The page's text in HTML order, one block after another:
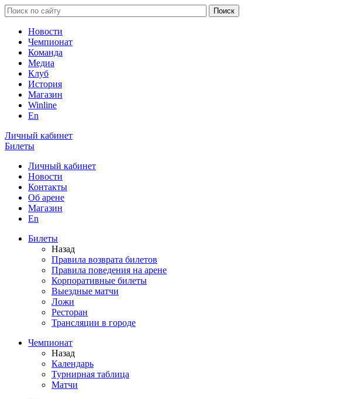
Новости
Чемпионат
Команда
Медиа
Клуб
История
Магазин
Winline
En
Личный кабинет
Билеты
Личный кабинет
Новости
Контакты
Об арене
Магазин
En
Билеты
Назад
Правила возврата билетов
Правила поведения на арене
Корпоративные билеты
Выездные матчи
Ложи
Ресторан
Трансляции в городе
Чемпионат
Назад
Календарь
Турнирная таблица
Матчи